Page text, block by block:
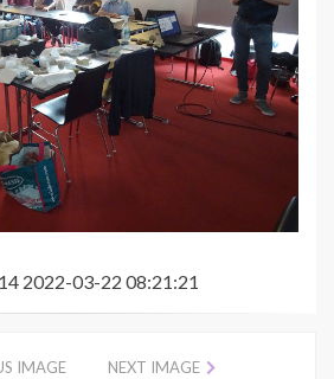
2022-03-22 08:21:21
IMAGE NEXT IMAGE